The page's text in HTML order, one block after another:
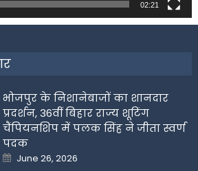
02:21
भोजपुर के निशानेबाजों का शानदार
प्रदर्शन, 36वीं बिहार राज्य शूटिंग
चैंपियनशिप में पलक सिंह ने जीता स्वर्ण
पदक
Posted
on
June 26, 2026